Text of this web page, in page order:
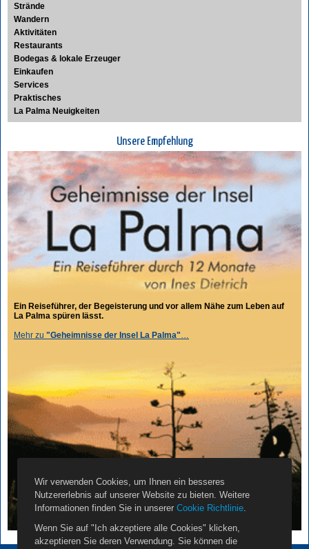
Strände
Wandern
Aktivitäten
Restaurants
Bodegas & lokale Erzeuger
Einkaufen
Services
Praktisches
La Palma Neuigkeiten
Unsere Empfehlung
Ein Reiseführer, der Begeisterung und vor allem Nähe zum Leben auf
La Palma spüren lässt.
Mehr zu "Geheimnisse der Insel La Palma"…
Wir verwenden Cookies, um Ihnen ein besseres
Nutzererlebnis auf unserer Website zu bieten. Weitere
Informationen finden Sie in unserer Cookie Richtlinie.
Wenn Sie auf "Ich akzeptiere alle Cookies" klicken,
akzeptieren Sie deren Verwendung. Sie können die